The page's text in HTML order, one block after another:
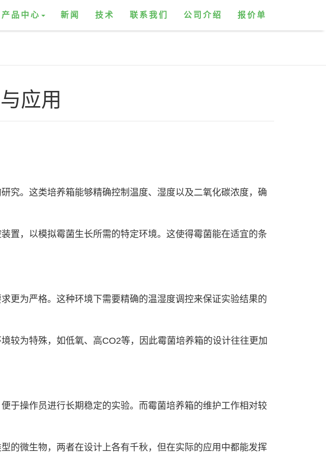
产品中心 新闻 技术 联系我们 公司介绍 报价单
应用
究。这类培养箱能够精确控制温度、湿度以及二氧化碳浓度，确
置，以模拟霉菌生长所需的特定环境。这使得霉菌能在适宜的条
更为严格。这种环境下需要精确的温湿度调控来保证实验结果的
较为特殊，如低氧、高CO2等，因此霉菌培养箱的设计往往更加
于操作员进行长期稳定的实验。而霉菌培养箱的维护工作相对较
的微生物，两者在设计上各有千秋，但在实际的应用中都能发挥